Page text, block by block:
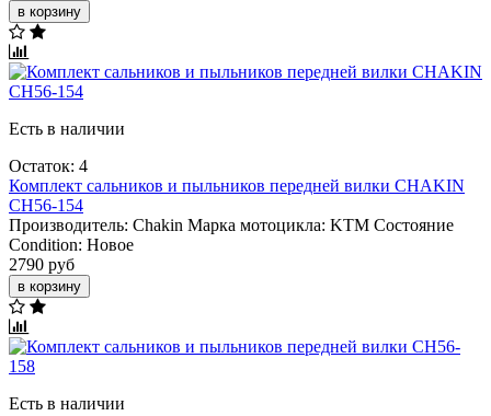
в корзину
Есть в наличии
Остаток: 4
Комплект сальников и пыльников передней вилки CHAKIN
CH56-154
Производитель: Chakin Марка мотоцикла: KTM Состояние
Condition: Новое
2790 руб
в корзину
Есть в наличии